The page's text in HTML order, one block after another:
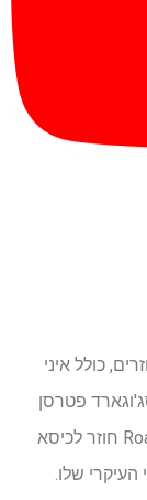
כולל איני
פטרסן
חזרו כמרכז הצבא קריסטופר. בנוסף, Roar Uthaug חוזר לכיסא
שלו.